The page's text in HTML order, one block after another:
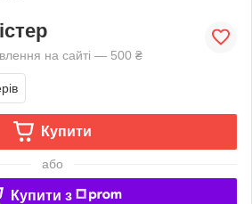
на сайті — 500 ₴
Купити
або
Купити з